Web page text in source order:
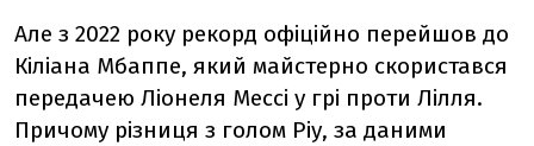
Але з 2022 року рекорд офіційно перейшов до
Кіліана Мбаппе, який майстерно скористався
передачею Ліонеля Мессі у грі проти Лілля.
Причому різниця з голом Ріу, за даними